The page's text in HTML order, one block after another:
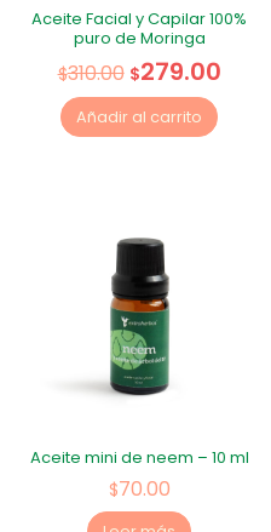
Aceite Facial y Capilar 100%
puro de Moringa
$310.00 $279.00
Añadir al carrito
Aceite mini de neem – 10 ml
$70.00